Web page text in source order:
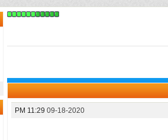
09-18-2020
11:29 PM